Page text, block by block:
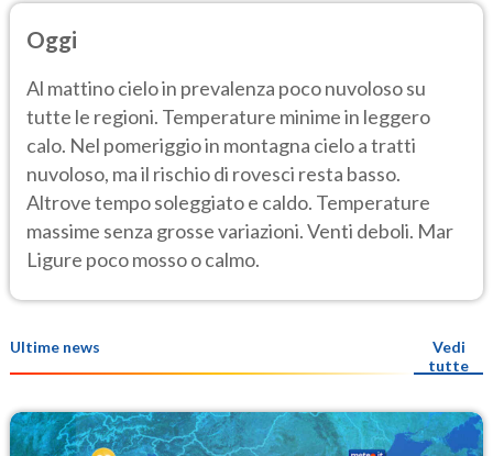
Oggi
Al mattino cielo in prevalenza poco nuvoloso su
tutte le regioni. Temperature minime in leggero
calo. Nel pomeriggio in montagna cielo a tratti
nuvoloso, ma il rischio di rovesci resta basso.
Altrove tempo soleggiato e caldo. Temperature
massime senza grosse variazioni. Venti deboli. Mar
Ligure poco mosso o calmo.
Ultime news
Vedi
tutte